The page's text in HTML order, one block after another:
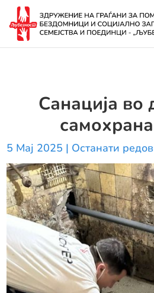
Санација во
5 Мај 2025 | Останати